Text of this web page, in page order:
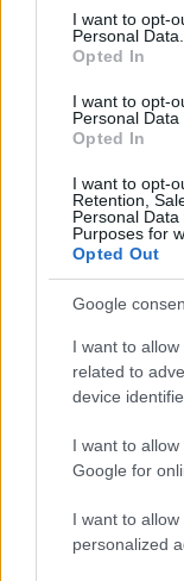
consent section.
I want to opt-
Personal Data.
Opted In
I want to opt-
Personal Data
Opted In
I want to opt-
Retention,
Personal
Purposes for
Opted Out
Google
I want to
related to
device
I want to
Google for
I want to
personalized
AC Milanvs
DAVID DE